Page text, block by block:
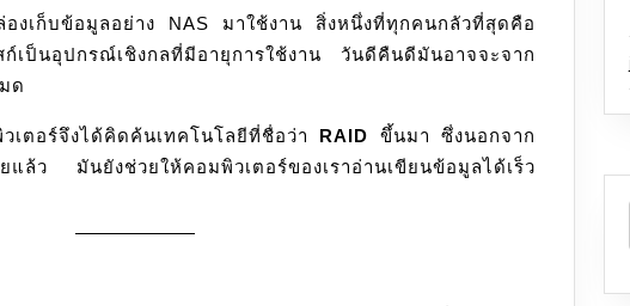
ฮาร์ดดิสก์
เพิ่ม
เซฟ
ข้อมูล
ไม่
ล่องเก็บข้อมูลอย่าง NAS มาใช้งาน สิ่งหนึ่งที่ทุกคนกลัวที่สุดคือ
เป็นอุปกรณ์เชิงกลที่มีอายุการใช้งาน วันดีคืนดีมันอาจจะจาก
ด
ตอร์จึงได้คิดค้นเทคโนโลยีที่ชื่อว่า RAID ขึ้นมา ซึ่งนอกจาก
แล้ว มันยังช่วยให้คอมพิวเตอร์ของเราอ่านเขียนข้อมูลได้เร็ว